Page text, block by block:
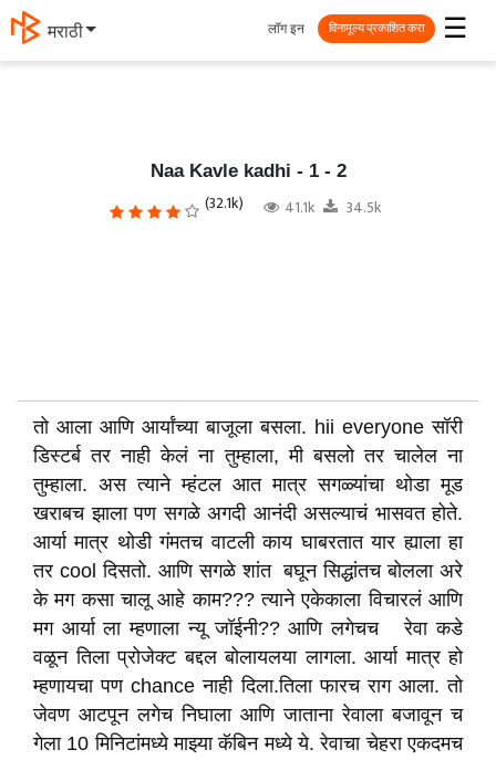
मराठी ☰
लॉग इन विनामूल्य प्रकाशित करा
Naa Kavle kadhi - 1 - 2
(32.1k) 41.1k 34.5k
तो आला आणि आर्यांच्या बाजूला बसला. hii everyone सॉरी
डिस्टर्ब तर नाही केलं ना तुम्हाला, मी बसलो तर चालेल ना
तुम्हाला. अस त्याने म्हंटल आत मात्र सगळ्यांचा थोडा मूड
खराबच झाला पण सगळे अगदी आनंदी असल्याचं भासवत होते.
आर्या मात्र थोडी गंमतच वाटली काय घाबरतात यार ह्याला हा
तर cool दिसतो. आणि सगळे शांत बघून सिद्धांतच बोलला अरे
के मग कसा चालू आहे काम??? त्याने एकेकाला विचारलं आणि
मग आर्या ला म्हणाला न्यू जॉईनी?? आणि लगेचच रेवा कडे
वळून तिला प्रोजेक्ट बद्दल बोलायलया लागला. आर्या मात्र हो
म्हणायचा पण chance नाही दिला.तिला फारच राग आला. तो
जेवण आटपून लगेच निघाला आणि जाताना रेवाला बजावून च
गेला 10 मिनिटांमध्ये माझ्या कॅबिन मध्ये ये. रेवाचा चेहरा एकदमच